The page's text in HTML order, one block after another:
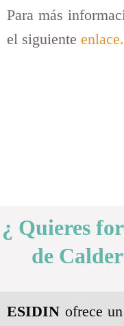
Para más
el siguiente enlace.
¿ Quieres
de
ESIDIN ofrece